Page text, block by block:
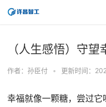
（人生感悟）守望
作者：孙臣付 • 更新时间：
幸福就像一颗糖，尝过